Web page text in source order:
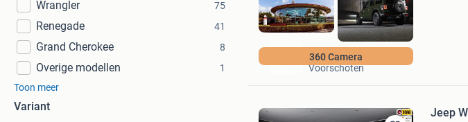
Wrangler 75
Renegade 41
Grand Cherokee 8
Overige modellen
1
Toon meer
Variant
360 Camera
EAF Auto's
Voorschoten
Jeep